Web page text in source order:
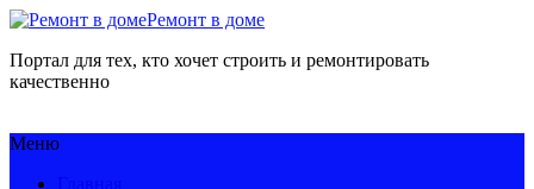
Ремонт в доме
Портал для тех, кто хочет строить и ремонтировать
качественно
Меню